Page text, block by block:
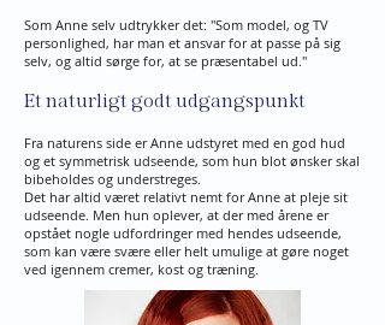
Som Anne selv udtrykker det: "Som model, og TV
personlighed, har man et ansvar for at passe på sig
selv, og altid sørge for, at se præsentabel ud."
Et naturligt godt udgangspunkt
Fra naturens side er Anne udstyret med en god hud
og et symmetrisk udseende, som hun blot ønsker skal
bibeholdes og understreges.
Det har altid været relativt nemt for Anne at pleje sit
udseende. Men hun oplever, at der med årene er
opstået nogle udfordringer med hendes udseende,
som kan være svære eller helt umulige at gøre noget
ved igennem cremer, kost og træning.